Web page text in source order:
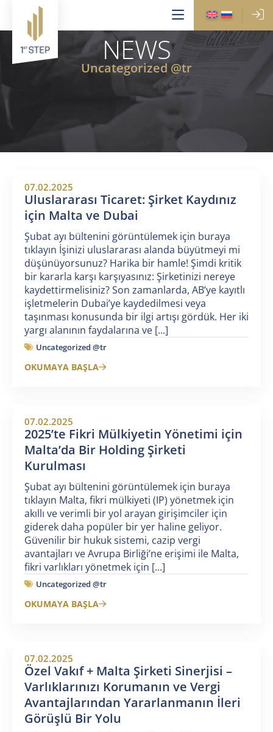
NEWS
Uncategorized @tr
07.02.2025
Uluslararası Ticaret: Şirket Kaydınız
için Malta ve Dubai
Şubat ayı bültenini görüntülemek için buraya
tıklayın İşinizi uluslararası alanda büyütmeyi mi
düşünüyorsunuz? Harika bir hamle! Şimdi kritik
bir kararla karşı karşıyasınız: Şirketinizi nereye
kaydettirmelisiniz? Son zamanlarda, AB’ye kayıtlı
işletmelerin Dubai’ye kaydedilmesi veya
taşınması konusunda bir ilgi artışı gördük. Her iki
yargı alanının faydalarına ve [...]
Uncategorized @tr
OKUMAYA BAŞLA
07.02.2025
2025’te Fikri Mülkiyetin Yönetimi için
Malta’da Bir Holding Şirketi
Kurulması
Şubat ayı bültenini görüntülemek için buraya
tıklayın Malta, fikri mülkiyeti (IP) yönetmek için
akıllı ve verimli bir yol arayan girişimciler için
giderek daha popüler bir yer haline geliyor.
Güvenilir bir hukuk sistemi, cazip vergi
avantajları ve Avrupa Birliği’ne erişimi ile Malta,
fikri varlıkları yönetmek için [...]
Uncategorized @tr
OKUMAYA BAŞLA
07.02.2025
Özel Vakıf + Malta Şirketi Sinerjisi –
Varlıklarınızı Korumanın ve Vergi
Avantajlarından Yararlanmanın İleri
Görüşlü Bir Yolu